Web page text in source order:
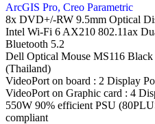
ArcGIS Pro, Creo Parametric
8x DVD+/-RW 9.5mm Optical
Intel Wi-Fi 6 AX210 802.11ax
Bluetooth 5.2
Dell Optical Mouse MS116
(Thailand)
VideoPort on board : 2 Display
VideoPort on Graphic card : 4
550W 90% efficient PSU
compliant